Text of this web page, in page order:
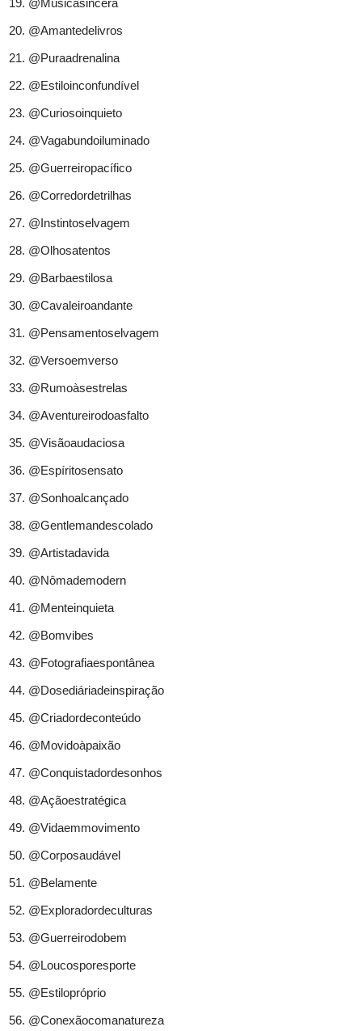
@Músicasincera
@Amantedelivros
@Puraadrenalina
@Estiloinconfundível
@Curiosoinquieto
@Vagabundoiluminado
@Guerreiropacífico
@Corredordetrilhas
@Instintoselvagem
@Olhosatentos
@Barbaestilosa
@Cavaleiroandante
@Pensamentoselvagem
@Versoemverso
@Rumoàsestrelas
@Aventureirodoasfalto
@Visãoaudaciosa
@Espíritosensato
@Sonhoalcançado
@Gentlemandescolado
@Artistadavida
@Nômademodern
@Menteinquieta
@Bomvibes
@Fotografiaespontânea
@Dosediáriadeinspiração
@Criadordeconteúdo
@Movidoàpaixão
@Conquistadordesonhos
@Açãoestratégica
@Vidaemmovimento
@Corposaudável
@Belamente
@Exploradordeculturas
@Guerreirodobem
@Loucosporesporte
@Estilopróprio
@Conexãocomanatureza